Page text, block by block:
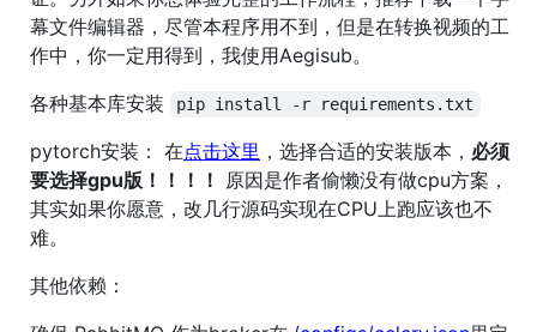
幕文件编辑器，尽管本程序用不到，但是在转换视频的工
作中，你一定用得到，我使用Aegisub。
各种基本库安装
pip install -r requirements.txt
pytorch安装： 在点击这里 ，选择合适的安装版本， 必须
要选择gpu版！！！！
原因是作者偷懒没有做cpu方案，
其实如果你愿意，改几行源码实现在CPU上跑应该也不
难。
其他依赖：